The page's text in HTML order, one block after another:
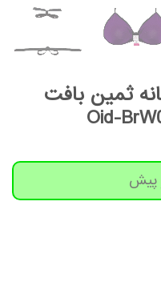
ثمین بافت